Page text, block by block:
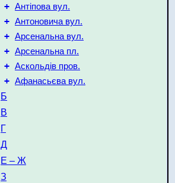
+ Антіпова вул.
+ Антоновича вул.
+ Арсенальна вул.
+ Арсенальна пл.
+ Аскольдів пров.
+ Афанасьєва вул.
Б
В
Г
Д
Е – Ж
З